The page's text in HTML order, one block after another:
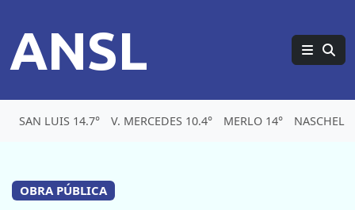
ANSL
SAN LUIS 14.7° V. MERCEDES 10.4° MERLO 14° NASCHEL
OBRA PÚBLICA